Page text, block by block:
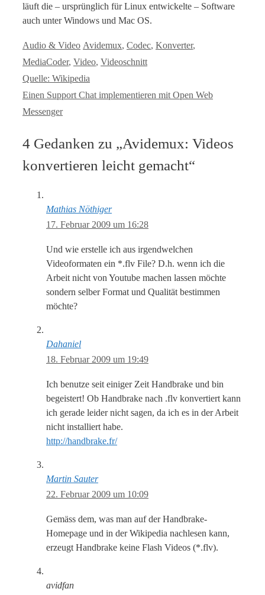
läuft die – ursprünglich für Linux entwickelte – Software
auch unter Windows und Mac OS.
Kategorien
Audio & Video Tags
Avidemux, Codec, Konverter,
MediaCoder, Video, Videoschnitt
Quelle: Wikipedia
Einen Support Chat implementieren mit Open Web
Messenger
4 Gedanken zu „Avidemux: Videos
konvertieren leicht gemacht“
Mathias Nöthiger
17. Februar 2009 um 16:28
Und wie erstelle ich aus irgendwelchen
Videoformaten ein *.flv File? D.h. wenn ich die
Arbeit nicht von Youtube machen lassen möchte
sondern selber Format und Qualität bestimmen
möchte?
Dahaniel
18. Februar 2009 um 19:49
Ich benutze seit einiger Zeit Handbrake und bin
begeistert! Ob Handbrake nach .flv konvertiert kann
ich gerade leider nicht sagen, da ich es in der Arbeit
nicht installiert habe.
http://handbrake.fr/
Martin Sauter
22. Februar 2009 um 10:09
Gemäss dem, was man auf der Handbrake-
Homepage und in der Wikipedia nachlesen kann,
erzeugt Handbrake keine Flash Videos (*.flv).
avidfan